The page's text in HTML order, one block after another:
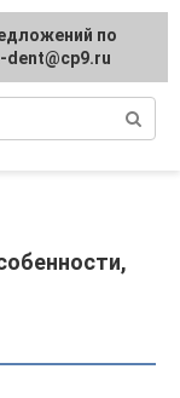
по
dent@cp9.ru